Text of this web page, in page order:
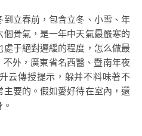
立春前，包含立冬、小雪、年
骨氣，是一年中天氣最嚴寒的
于絕對遲緩的程度，怎么做最
不外，廣東省名西醫、暨南年夜
云傳授提示，躲并不料味著不
要的。假如愛好待在室內，還